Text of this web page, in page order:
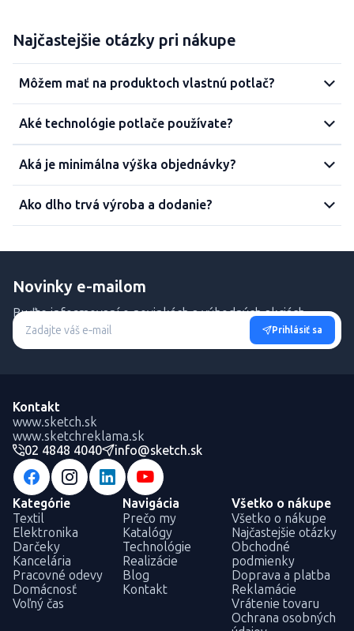
Najčastejšie otázky pri nákupe
Môžem mať na produktoch vlastnú potlač?
Aké technológie potlače používate?
Aká je minimálna výška objednávky?
Ako dlho trvá výroba a dodanie?
Novinky e-mailom
Buďte informovaní o novinkách a výhodných akciách.
Prihlásiť sa
Kontakt
www.sketch.sk
www.sketchreklama.sk
02 4848 4040
info@sketch.sk
Kategórie
Textil
Elektronika
Darčeky
Kancelária
Pracovné odevy
Domácnosť
Voľný čas
Navigácia
Prečo my
Katalógy
Technológie
Realizácie
Blog
Kontakt
Všetko o nákupe
Všetko o nákupe
Najčastejšie otázky
Obchodné
podmienky
Doprava a platba
Reklamácie
Vrátenie tovaru
Ochrana osobných